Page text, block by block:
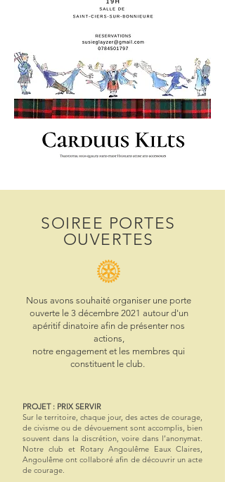
SOIREE PORTES
OUVERTES
Nous avons souhaité organiser une porte
ouvertele 3 décembre 2021 autour d'un
apéritif dinatoire afin de présenter nos
actions,
notre engagement et les membres qui
constituent le c lub.
PROJET : PRIX SERVIR
Sur le territoire, chaque jour, des actes de courage,
de civisme ou de dévouement sont accomplis, bien
souvent dans la discrétion, voire dans l’anonymat.
Notre club et Rotary Angoulême Eaux Claires,
Angoulême ont collaboré afin de découvrir un acte
de courage.